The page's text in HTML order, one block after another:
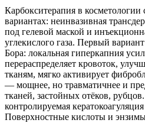
Карбокситерапия в косметологии
вариантах: неинвазивная
под гелевой маской и
углекислого газа. Первый
Бора: локальная гиперкапния
перераспределяет кровоток,
тканям, мягко активирует
— мощнее, но травматичнее и
тканей, застойных отёков,
контролируемая
Поверхностные кислоты и